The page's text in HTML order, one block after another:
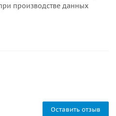
производстве данных
Оставить отзыв